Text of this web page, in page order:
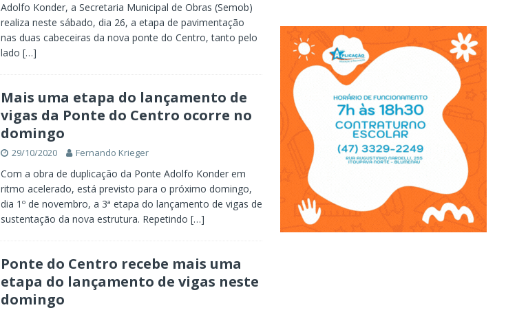
Adolfo Konder, a Secretaria Municipal de Obras (Semob)
realiza neste sábado, dia 26, a etapa de pavimentação
nas duas cabeceiras da nova ponte do Centro, tanto pelo
lado […]
Mais uma etapa do lançamento de
vigas da Ponte do Centro ocorre no
domingo
29/10/2020 Fernando Krieger
Com a obra de duplicação da Ponte Adolfo Konder em
ritmo acelerado, está previsto para o próximo domingo,
dia 1º de novembro, a 3ª etapa do lançamento de vigas de
sustentação da nova estrutura. Repetindo […]
Ponte do Centro recebe mais uma
etapa do lançamento de vigas neste
domingo